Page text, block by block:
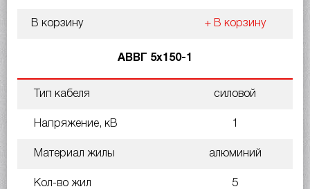
В корзину + В корзину
АВВГ 5х150-1
Тип кабеля силовой
Напряжение, кВ 1
Материал жилы алюминий
Кол-во жил 5